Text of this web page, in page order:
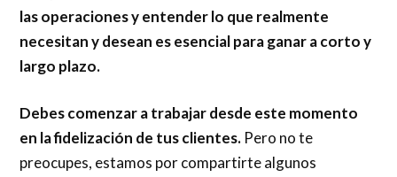
las operaciones y entender lo que realmente
necesitan y desean es esencial para ganar a corto y
largo plazo.
Debes comenzar a trabajar desde este momento
en la fidelización de tus clientes. Pero no te
preocupes, estamos por compartirte algunos